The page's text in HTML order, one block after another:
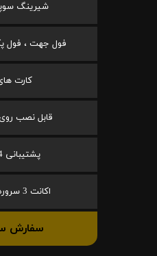
شیرینگ
فول جهت ، فول
کارت
قابل نصب روی
پشتیبانی 24 ساعته
اکانت 3 سروره فول آپشن
سفارش